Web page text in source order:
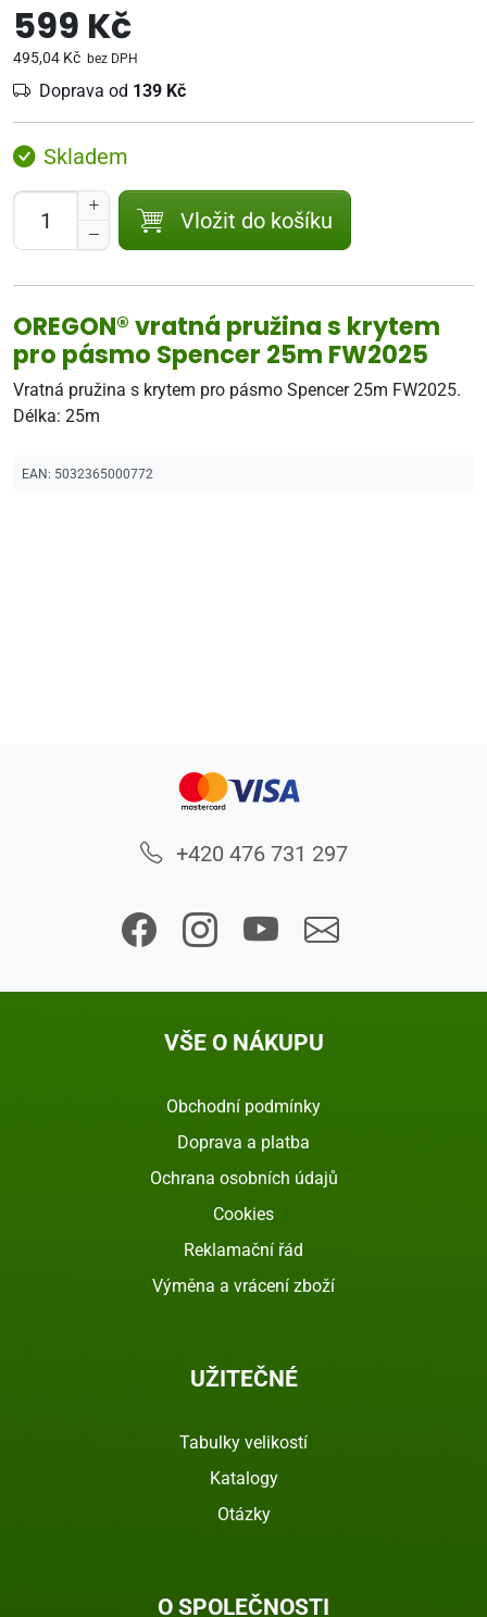
599 Kč
495,04 Kč bez DPH
Doprava od 139 Kč
Skladem
Vložit do košíku
OREGON® vratná pružina s krytem
pro pásmo Spencer 25m FW2025
Vratná pružina s krytem pro pásmo Spencer 25m FW2025.
Délka: 25m
EAN: 5032365000772
+420 476 731 297
VŠE O NÁKUPU
Obchodní podmínky
Doprava a platba
Ochrana osobních údajů
Cookies
Reklamační řád
Výměna a vrácení zboží
UŽITEČNÉ
Tabulky velikostí
Katalogy
Otázky
O SPOLEČNOSTI